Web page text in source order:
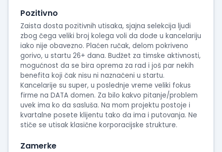
Pozitivno
Zaista dosta pozitivnih utisaka, sjajna selekcija ljudi
zbog čega veliki broj kolega voli da dođe u kancelariju
iako nije obavezno. Plaćen ručak, delom pokriveno
gorivo, u startu 26+ dana. Budžet za timske aktivnosti,
mogućnost da se bira oprema za rad i još par nekih
benefita koji čak nisu ni naznačeni u startu.
Kancelarije su super, u poslednje vreme veliki fokus
firme na DATA domen. Za bilo kakvo pitanje/problem
uvek ima ko da sasluša. Na mom projektu postoje i
kvartalne posete klijentu tako da ima i putovanja. Ne
stiče se utisak klasične korporacijske strukture.
Zamerke